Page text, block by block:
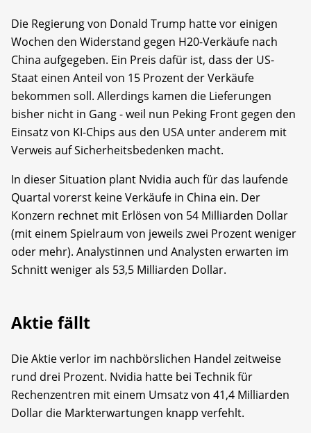
Die Regierung von Donald Trump hatte vor einigen
Wochen den Widerstand gegen H20-Verkäufe nach
China aufgegeben. Ein Preis dafür ist, dass der US-
Staat einen Anteil von 15 Prozent der Verkäufe
bekommen soll. Allerdings kamen die Lieferungen
bisher nicht in Gang - weil nun Peking Front gegen den
Einsatz von KI-Chips aus den USA unter anderem mit
Verweis auf Sicherheitsbedenken macht.
In dieser Situation plant Nvidia auch für das laufende
Quartal vorerst keine Verkäufe in China ein. Der
Konzern rechnet mit Erlösen von 54 Milliarden Dollar
(mit einem Spielraum von jeweils zwei Prozent weniger
oder mehr). Analystinnen und Analysten erwarten im
Schnitt weniger als 53,5 Milliarden Dollar.
Aktie fällt
Die Aktie verlor im nachbörslichen Handel zeitweise
rund drei Prozent. Nvidia hatte bei Technik für
Rechenzentren mit einem Umsatz von 41,4 Milliarden
Dollar die Markterwartungen knapp verfehlt.